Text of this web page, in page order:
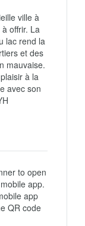
ville à
offrir. La
lac rend la
et des
mauvaise.
à la
avec son
to open
app.
app
QR code